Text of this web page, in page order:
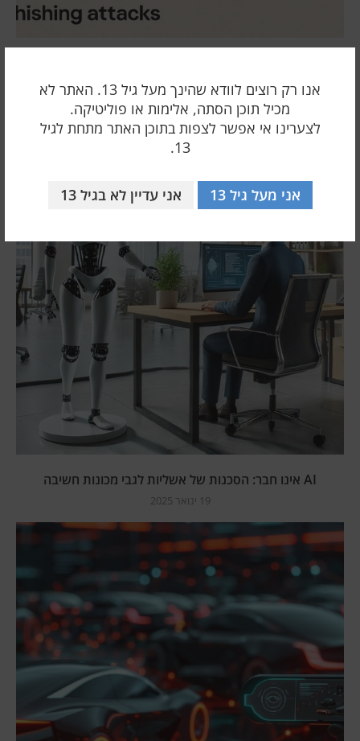
אנו רק רוצים לוודא שהינך מעל גיל 13. האתר לא
מכיל תוכן הסתה, אלימות או פוליטיקה.
לצערינו אי אפשר לצפות בתוכן האתר מתחת לגיל
13.
אני מעל גיל 13 אני עדיין לא בגיל 13
GEAGE THE SAMANDS
22 אפריל 2025
AI אינו חבר: הסכנות של אשליות לגבי מכונות חשיבה
19 ינואר 2025